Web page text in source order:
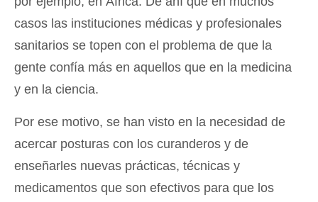
casos las instituciones médicas y profesionales
sanitarios se topen con el problema de que la
gente confía más en aquellos que en la medicina
y en la ciencia.
Por ese motivo, se han visto en la necesidad de
acercar posturas con los curanderos y de
enseñarles nuevas prácticas, técnicas y
medicamentos que son efectivos para que los